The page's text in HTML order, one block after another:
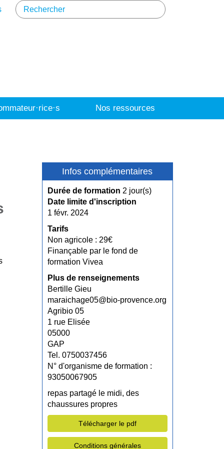
Nos ressources
Infos complémentaires
Durée de formation 2 jour(s)
Date limite d'inscription
1 févr. 2024
Tarifs
Non agricole : 29€
Finançable par le fond de
formation Vivea
Plus de renseignements
Bertille Gieu
maraichage05@bio-provence.org
Agribio 05
1 rue Elisée
05000
GAP
Tel. 0750037456
N° d'organisme de formation :
93050067905
repas partagé le midi, des
chaussures propres
Télécharger le pdf
Conditions générales